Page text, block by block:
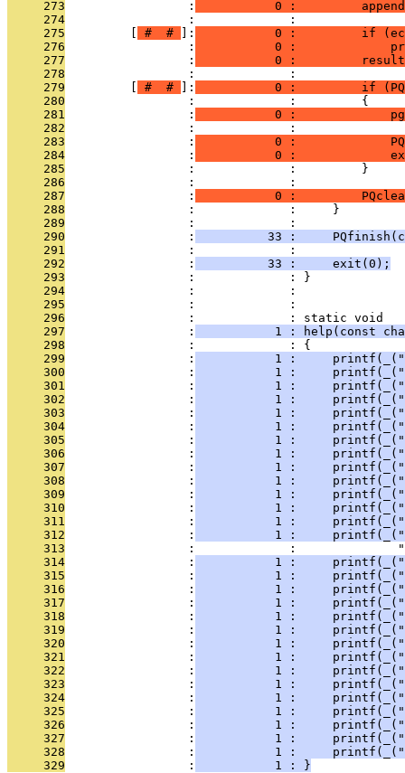
     273
                 :
0 :
     274
                 :             :
     275
# # ]:
0 :         if
     276
                 :
0 :
     277
                 :
0 :
     278
                 :             :
     279
# # ]:
0 :         if
     280
                 :             :         {
     281
                 :
0 :
     282
:             :
     283
                 :
0 :
     284
                 :
0 :
     285
                 :             :         }
     286
                 :             :
     287
                 :
0 :
     288
                 :             :     }
     289
                 :             :
     290
                 :
33 :
     291
                 :             :
     292
                 :
          33 :     exit(0);
     293
                 :             : }
     294
                 :             :
     295
                 :             :
     296
                 :             : static void
     297
                 :
1 : help(const
     298
                 :             : {
     299
                 :
1 :
     300
                 :
1 :
     301
                 :
1 :
     302
                 :
1 :
     303
                 :
1 :
     304
                 :
1 :
     305
                 :
1 :
     306
                 :
1 :
     307
                 :
1 :
     308
                 :
1 :
     309
                 :
1 :
     310
                 :
1 :
     311
                 :
1 :
     312
                 :
1 :
     313
:             :
     314
                 :
1 :
     315
                 :
1 :
     316
                 :
1 :
     317
                 :
1 :
     318
                 :
1 :
     319
                 :
1 :
     320
                 :
1 :
     321
                 :
1 :
     322
                 :
1 :
     323
                 :
1 :
     324
                 :
1 :
     325
                 :
1 :
     326
                 :
1 :
     327
                 :
1 :
     328
                 :
1 :
     329
                 :
           1 : }